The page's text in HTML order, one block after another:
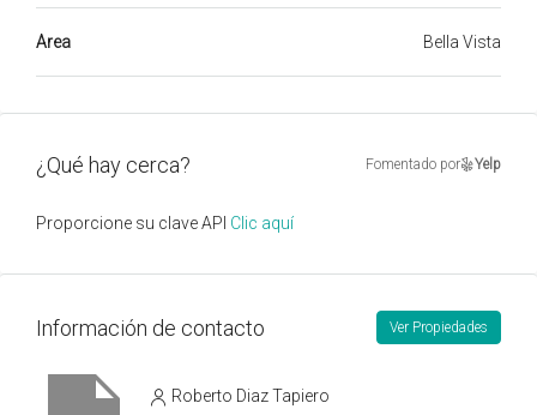
Area Bella Vista
¿Qué hay cerca? Fomentado por Yelp
Proporcione su clave API Clic aquí
Información de contacto Ver Propiedades
Roberto Diaz Tapiero